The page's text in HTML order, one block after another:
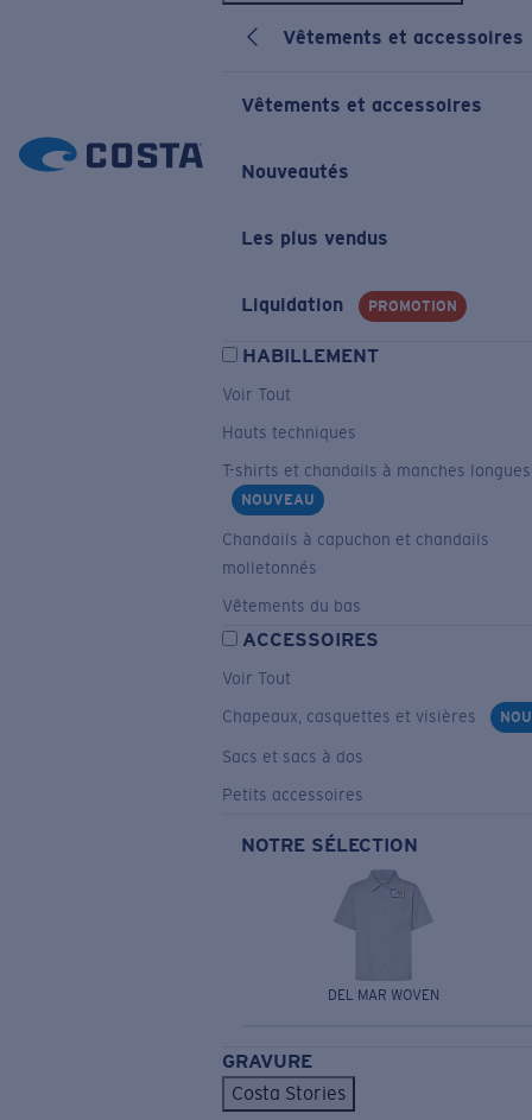
Vêtements et accessoires
Vêtements et accessoires
Nouveautés
Les plus vendus
Liquidation PROMOTION
HABILLEMENT
Voir Tout
Hauts techniques
T-shirts et chandails à manches longues
NOUVEAU
Chandails à capuchon et chandails
molletonnés
Vêtements du bas
ACCESSOIRES
Voir Tout
Chapeaux, casquettes et visières
Sacs et sacs à dos
Petits accessoires
NOTRE SÉLECTION
DEL MAR WOVEN
GRAVURE
Costa Stories